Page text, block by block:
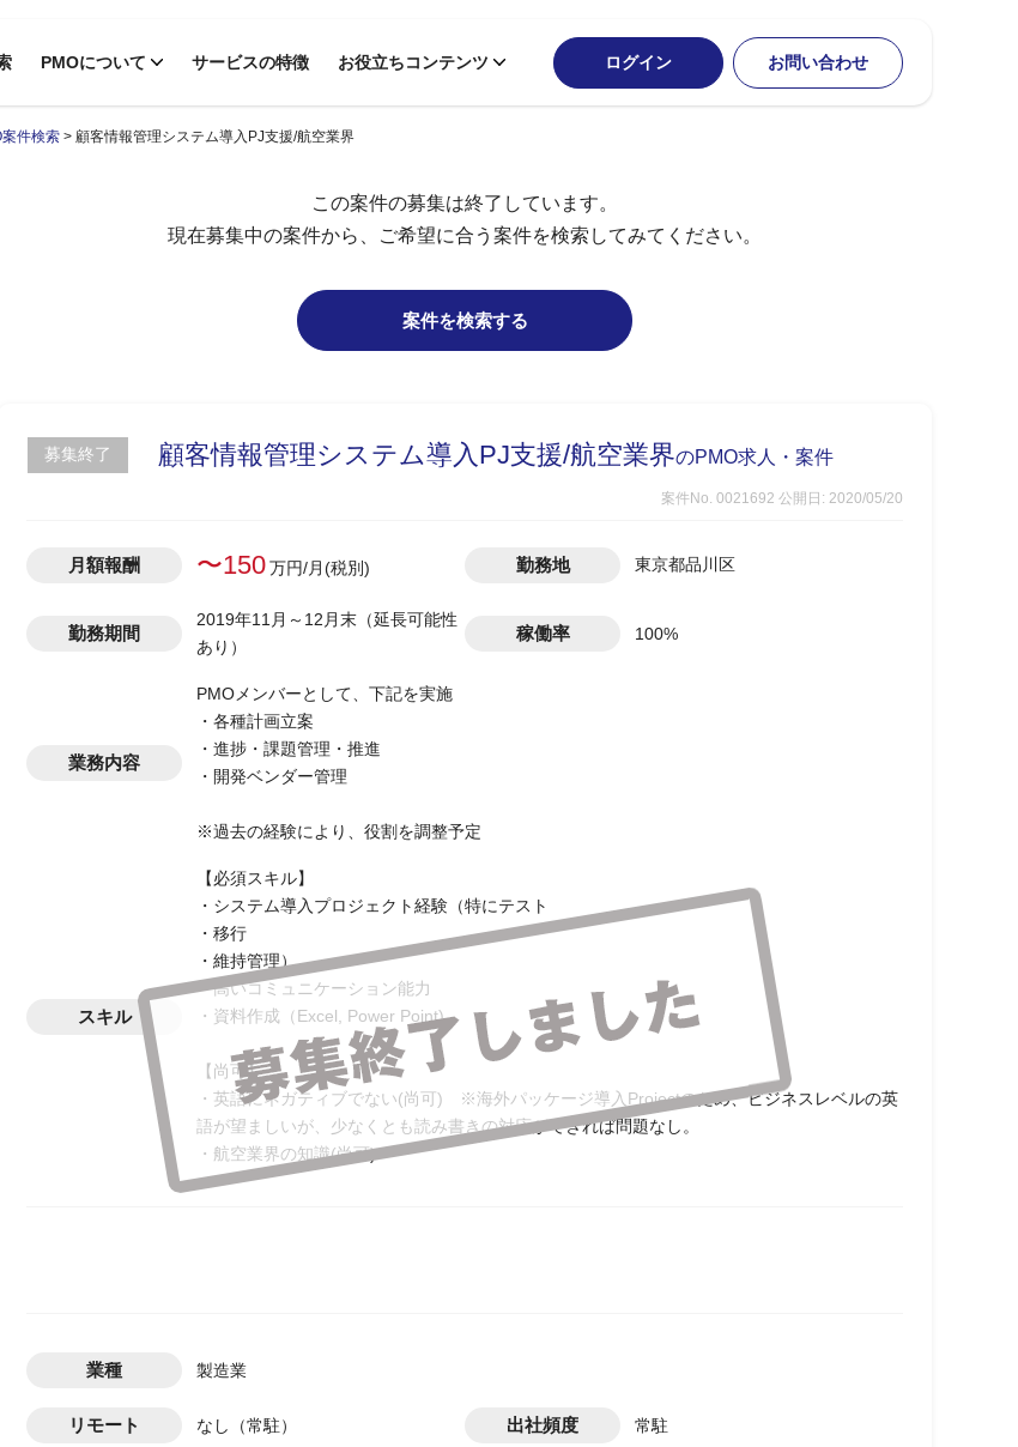
PMOについて サービスの特徴 お役立ちコンテンツ ログイン お問い合わせ
案件検索 > 顧客情報管理システム導入PJ支援/航空業界
この案件の募集は終了しています。
現在募集中の案件から、ご希望に合う案件を検索してみてください。
案件を検索する
募集終了 顧客情報管理システム導入PJ支援/航空業界のPMO求人・案件
案件No. 0021692 公開日: 2020/05/20
月額報酬 〜150万円/月(税別) 勤務地 東京都品川区
勤務期間
2019年11月～12月末（延長可能性
あり）
稼働率 100%
業務内容
PMOメンバーとして、下記を実施
・各種計画立案
・進捗・課題管理・推進
・開発ベンダー管理
※過去の経験により、役割を調整予定
スキル
【必須スキル】
・システム導入プロジェクト経験（特にテスト
・移行
・維持管理）
・高いコミュニケーション能力
・資料作成（Excel, Power Point)
【尚可】
・英語にネガティブでない(尚可) ※海外パッケージ導入Projectのため、ビジネスレベルの英
語が望ましいが、少なくとも読み書きの対応ができれば問題なし。
・航空業界の知識(尚可)
業種 製造業
リモート なし（常駐） 出社頻度 常駐